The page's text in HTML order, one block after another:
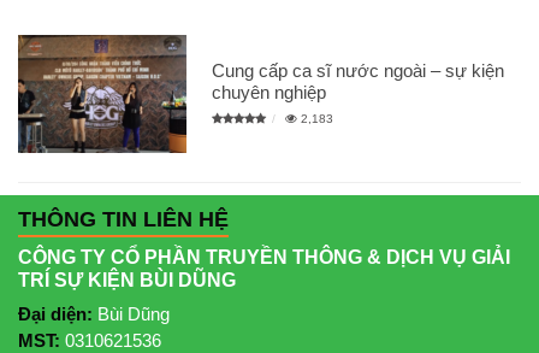
Cung cấp ca sĩ nước ngoài – sự kiện
chuyên nghiệp
2,183
THÔNG TIN LIÊN HỆ
CÔNG TY CỔ PHẦN TRUYỀN THÔNG & DỊCH VỤ GIẢI
TRÍ SỰ KIỆN BÙI DŨNG
Đại diện: Bùi Dũng
MST: 0310621536